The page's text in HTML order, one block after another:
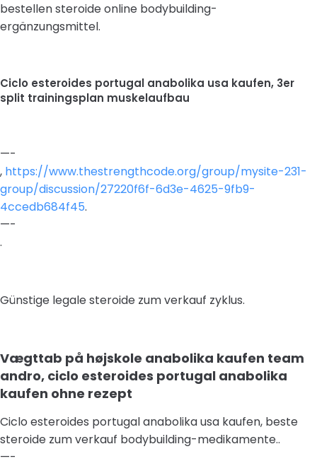
bestellen steroide online bodybuilding-
ergänzungsmittel.
Ciclo esteroides portugal anabolika usa kaufen, 3er
split trainingsplan muskelaufbau
—-
, https://www.thestrengthcode.org/group/mysite-231-
group/discussion/27220f6f-6d3e-4625-9fb9-
4ccedb684f45.
—-
.
Günstige legale steroide zum verkauf zyklus.
Vægttab på højskole anabolika kaufen team
andro, ciclo esteroides portugal anabolika
kaufen ohne rezept
Ciclo esteroides portugal anabolika usa kaufen, beste
steroide zum verkauf bodybuilding-medikamente..
—-